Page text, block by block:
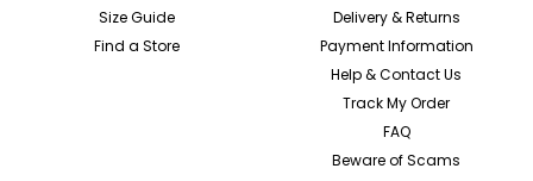
Size Guide
Find a Store
Delivery & Returns
Payment Information
Help & Contact Us
Track My Order
FAQ
Beware of Scams